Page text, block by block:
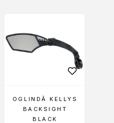
OGLINDĂ KELLYS
BACKSIGHT
BLACK